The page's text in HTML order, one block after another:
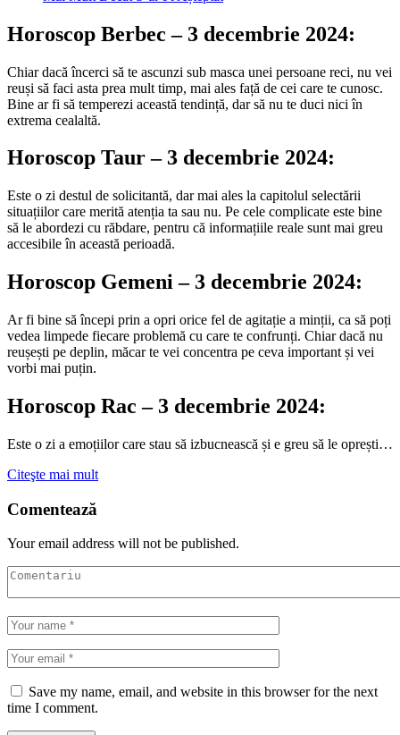
Horoscop Berbec – 3 decembrie 2024:
Chiar dacă încerci să te ascunzi sub masca unei persoane reci, nu vei
reuși să faci asta prea mult timp, mai ales față de cei care te cunosc.
Bine ar fi să temperezi această tendință, dar să nu te duci nici în
extrema cealaltă.
Horoscop Taur – 3 decembrie 2024:
Este o zi destul de solicitantă, dar mai ales la capitolul selectării
situațiilor care merită atenția ta sau nu. Pe cele complicate este bine
să le abordezi cu răbdare, pentru că informațiile reale sunt mai greu
accesibile în această perioadă.
Horoscop Gemeni – 3 decembrie 2024:
Ar fi bine să începi prin a opri orice fel de agitație a minții, ca să poți
vedea limpede fiecare problemă cu care te confrunți. Chiar dacă nu
reușești pe deplin, măcar te vei concentra pe ceva important și vei
vorbi mai puțin.
Horoscop Rac – 3 decembrie 2024:
Este o zi a emoțiilor care stau să izbucnească și e greu să le oprești…
Citeşte mai mult
Comentează
Your email address will not be published.
Save my name, email, and website in this browser for the next
time I comment.